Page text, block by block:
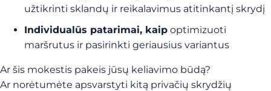
užtikrinti sklandų ir reikalavimus atitinkantį skrydį
Individualūs patarimai, kaip optimizuoti
maršrutus ir pasirinkti geriausius variantus
Ar šis mokestis pakeis jūsų keliavimo būdą?
Ar norėtumėte apsvarstyti kitą privačių skrydžių